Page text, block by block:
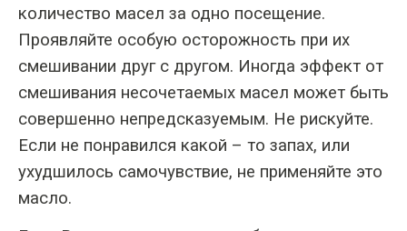
количество масел за одно посещение.
Проявляйте особую осторожность при их
смешивании друг с другом. Иногда эффект от
смешивания несочетаемых масел может быть
совершенно непредсказуемым. Не рискуйте.
Если не понравился какой – то запах, или
ухудшилось самочувствие, не применяйте это
масло.